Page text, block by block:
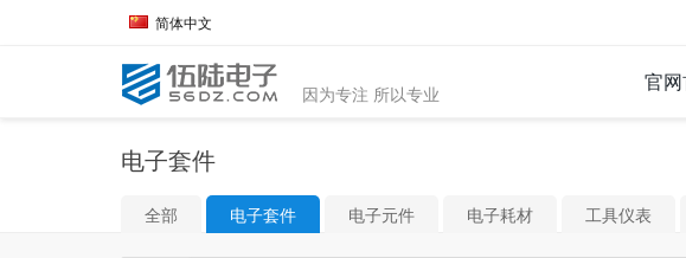
简体中文
因为专注 所以专业 官
电子套件
全部 电子套件 电子元件 电子耗材 工具仪表